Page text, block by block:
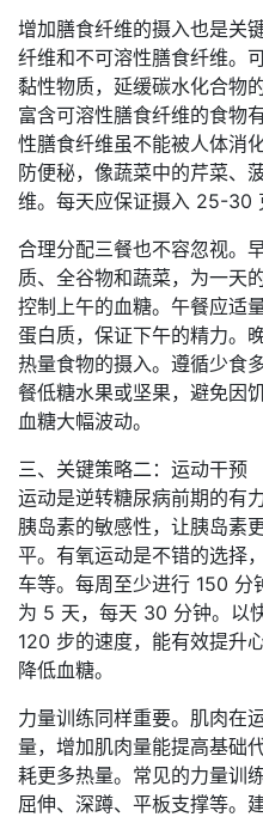
增加膳食纤维的摄入也是关
纤维和不可溶性膳食纤维。
黏性物质，延缓碳水化合物
富含可溶性膳食纤维的食物
性膳食纤维虽不能被人体消
防便秘，像蔬菜中的芹菜、
维。每天应保证摄入 25-30
合理分配三餐也不容忽视。
质、全谷物和蔬菜，为一天
控制上午的血糖。午餐应适
蛋白质，保证下午的精力。
热量食物的摄入。遵循少食
餐低糖水果或坚果，避免因
血糖大幅波动。
三、关键策略二：运动干预
运动是逆转糖尿病前期的有
胰岛素的敏感性，让胰岛素
平。有氧运动是不错的选择
车等。每周至少进行 150 分
为 5 天，每天 30 分钟。以
120 步的速度，能有效提升
降低血糖。
力量训练同样重要。肌肉在
量，增加肌肉量能提高基础
耗更多热量。常见的力量训
屈伸、深蹲、平板支撑等。